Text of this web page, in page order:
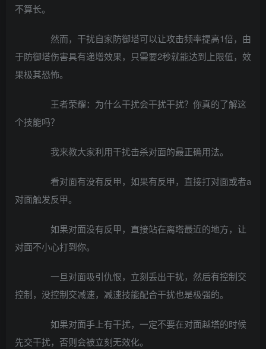
不算长。
然而，干扰自家防御塔可以让攻击频率提高1倍，由
于防御塔伤害具有递增效果，只需要2秒就能达到上限值，效
果极其恐怖。
王者荣耀：为什么干扰会干扰干扰？你真的了解这
个技能吗？
我来教大家利用干扰击杀对面的最正确用法。
看对面有没有反甲，如果有反甲，直接打对面或者a
对面触发反甲。
如果对面没有反甲，直接站在离塔最近的地方，让
对面不小心打到你。
一旦对面吸引仇恨，立刻丢出干扰，然后有控制交
控制，没控制交减速，减速技能配合干扰也是极强的。
如果对面手上有干扰，一定不要在对面越塔的时候
先交干扰，否则会被立刻无效化。